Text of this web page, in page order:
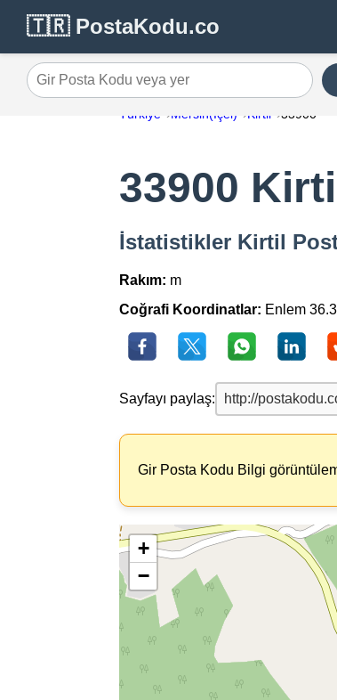
🇹🇷 PostaKodu.co
Gir Posta Kodu veya yer
Türkiye Mersin(İçel) Kirtil 33900
33900 Kirtil
İstatistikler Kirtil
Rakım: m
Coğrafi Koordinatlar: Enlem
Sayfayı paylaş:
Gir Posta Kodu Bilgi
+
−